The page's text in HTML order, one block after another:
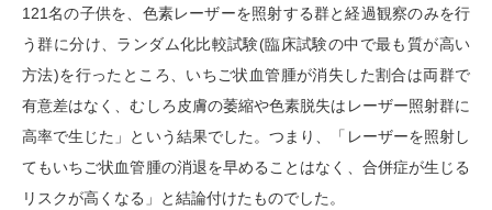
121名の子供を、色素レーザーを照射する群と経過観察のみを行
う群に分け、ランダム化比較試験(臨床試験の中で最も質が高い
方法)を行ったところ、いちご状血管腫が消失した割合は両群で
有意差はなく、むしろ皮膚の萎縮や色素脱失はレーザー照射群に
高率で生じた」という結果でした。つまり、「レーザーを照射し
てもいちご状血管腫の消退を早めることはなく、合併症が生じる
リスクが高くなる」と結論付けたものでした。